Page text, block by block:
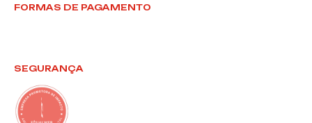
FORMAS DE PAGAMENTO
SEGURANÇA